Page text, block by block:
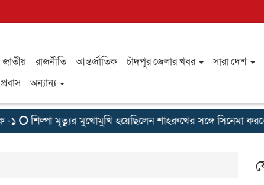
জাতীয় রাজনীতি আন্তর্জাতিক চাঁদপুর জেলার খবর সারা দেশ
প্রবাস অন্যান্য
শিল্পা মৃত্যুর মুখোমুখি হয়েছিলেন শাহরুখের সঙ্গে সিনেমা করতে